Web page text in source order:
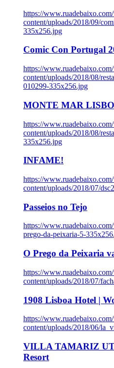
https://
content/uploads/2018/09/
335x256.jpg
Comic Con Portugal
https://
content/uploads/2018/08/
010299-335x256.jpg
MONTE MAR
https://
content/uploads/2018/08/
335x256.jpg
INFAME!
https://
content/uploads/2018/07/
Passeios no Tejo
https://
prego-da-peixaria-5-
O Prego da Peixaria
https://
content/uploads/2018/07/
1908 Lisboa Hotel |
https://
content/uploads/2018/06/
VILLA TAMARIZ
Resort